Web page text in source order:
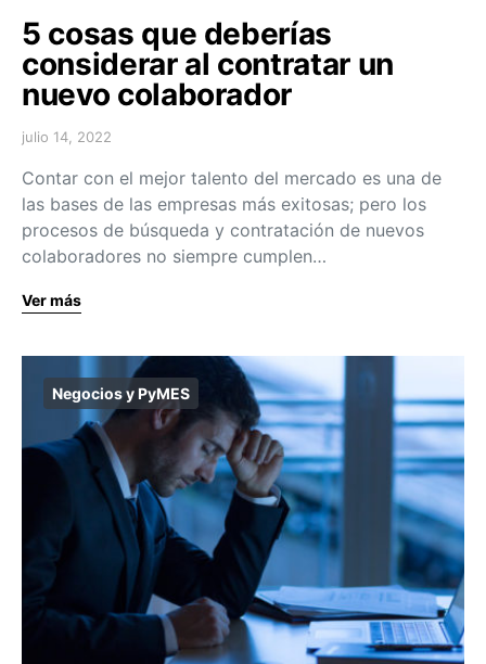
5 cosas que deberías
considerar al contratar un
nuevo colaborador
julio 14, 2022
Contar con el mejor talento del mercado es una de
las bases de las empresas más exitosas; pero los
procesos de búsqueda y contratación de nuevos
colaboradores no siempre cumplen…
Ver más
Negocios y PyMES